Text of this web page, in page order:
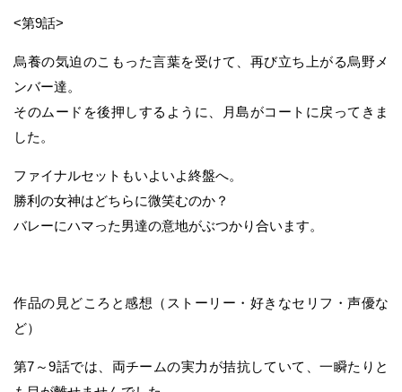
<第9話>
烏養の気迫のこもった言葉を受けて、再び立ち上がる烏野メ
ンバー達。
そのムードを後押しするように、月島がコートに戻ってきま
した。
ファイナルセットもいよいよ終盤へ。
勝利の女神はどちらに微笑むのか？
バレーにハマった男達の意地がぶつかり合います。
作品の見どころと感想（ストーリー・好きなセリフ・声優な
ど）
第7～9話では、両チームの実力が拮抗していて、一瞬たりと